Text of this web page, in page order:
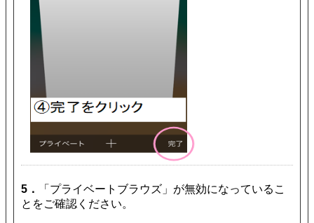
5．
「プライベートブラウズ」が無効になっているこ
とをご確認ください。